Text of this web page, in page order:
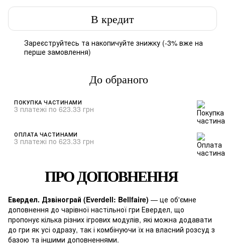
В кредит
Зареєструйтесь та накопичуйте знижку (-3% вже на
перше замовлення)
До обраного
ПОКУПКА ЧАСТИНАМИ
3 платежі по 623.33 грн
ОПЛАТА ЧАСТИНАМИ
3 платежі по 623.33 грн
ПРО ДОПОВНЕННЯ
Евердел. Дзвінограй (Everdell: Bellfaire) — це об'ємне
доповнення до чарівної настільної гри Евердел, що
пропонує кілька різних ігрових модулів, які можна додавати
до гри як усі одразу, так і комбінуючи їх на власний розсуд з
базою та іншими доповненнями.